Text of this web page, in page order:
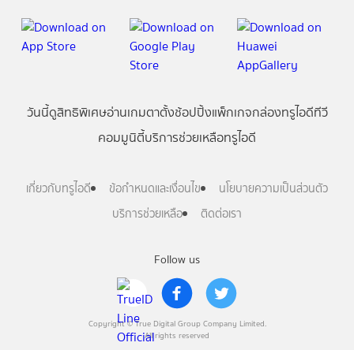
Follow us
Copyright © True Digital Group Company Limited.
All rights reserved
วันนี้ดูสิทธิพิเศษอ่านเกมตาตั้งช้อปปิ้งแพ็กเกจกล่องทรูไอดีทีวี
คอมมูนิตี้บริการช่วยเหลือทรูไอดี
เกี่ยวกับทรูไอดี ข้อกำหนดและเงื่อนไข
นโยบายความเป็นส่วนตัว
บริการช่วยเหลือ
ติดต่อเรา